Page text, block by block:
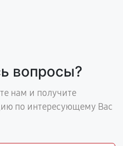
вопросы?
нам и получите
по интересующему Вас